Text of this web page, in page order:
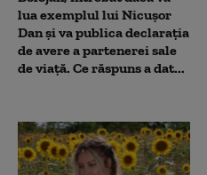
lua exemplul lui Nicușor
Dan și va publica declarația
de avere a partenerei sale
de viață. Ce răspuns a dat...